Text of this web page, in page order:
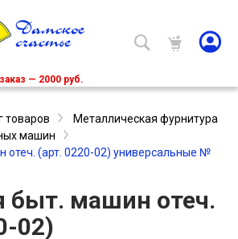
— 2000 руб.
товаров
Металлическая фурнитура
машин
отеч. (арт. 0220-02) универсальные №
быт. машин отеч.
02)